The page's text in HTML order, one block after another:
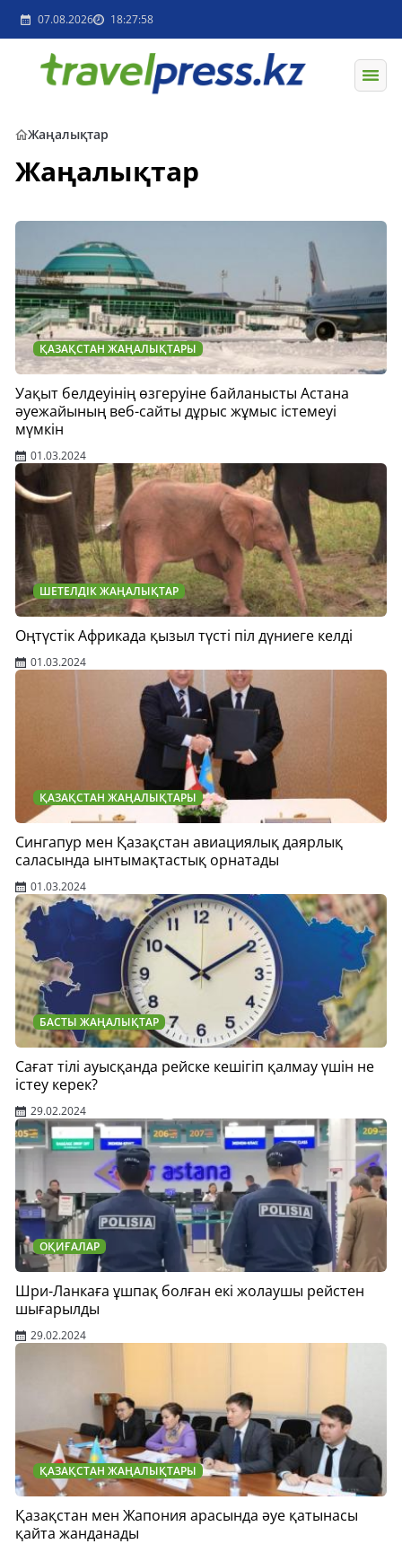
07.08.2026 18:27:58
Жаңалықтар
Жаңалықтар
ҚАЗАҚСТАН ЖАҢАЛЫҚТАРЫ
Уақыт белдеуінің өзгеруіне байланысты Астана
әуежайының веб-сайты дұрыс жұмыс істемеуі
мүмкін
01.03.2024
ШЕТЕЛДІК ЖАҢАЛЫҚТАР
Оңтүстік Африкада қызыл түсті піл дүниеге келді
01.03.2024
ҚАЗАҚСТАН ЖАҢАЛЫҚТАРЫ
Сингапур мен Қазақстан авиациялық даярлық
саласында ынтымақтастық орнатады
01.03.2024
БАСТЫ ЖАҢАЛЫҚТАР
Сағат тілі ауысқанда рейске кешігіп қалмау үшін не
істеу керек?
29.02.2024
ОҚИҒАЛАР
Шри-Ланкаға ұшпақ болған екі жолаушы рейстен
шығарылды
29.02.2024
ҚАЗАҚСТАН ЖАҢАЛЫҚТАРЫ
Қазақстан мен Жапония арасында әуе қатынасы
қайта жанданады